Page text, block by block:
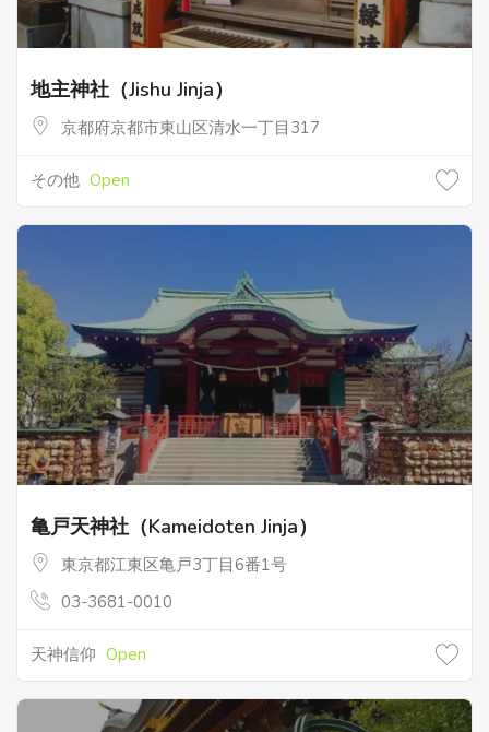
地主神社（Jishu Jinja）
京都府京都市東山区清水一丁目317
その他 Open
亀戸天神社（Kameidoten Jinja）
東京都江東区亀戸3丁目6番1号
03-3681-0010
天神信仰 Open